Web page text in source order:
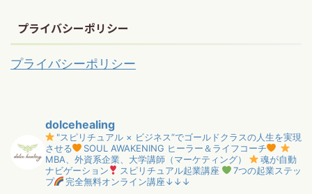
プライバシーポリシー
プライバシーポリシー
dolcehealing
"スピリチュアル × ビジネス”でゴールドクラスの人生を実現
させる
SOUL AWAKENING ヒーラー＆ライフコーチ
MBA、外資系企業、大学講師（マーケティング）
魂が自動
ナビゲーション
スピリチュアル起業講座
7つの起業ステッ
プ
完全無料オンライン講座↓↓↓